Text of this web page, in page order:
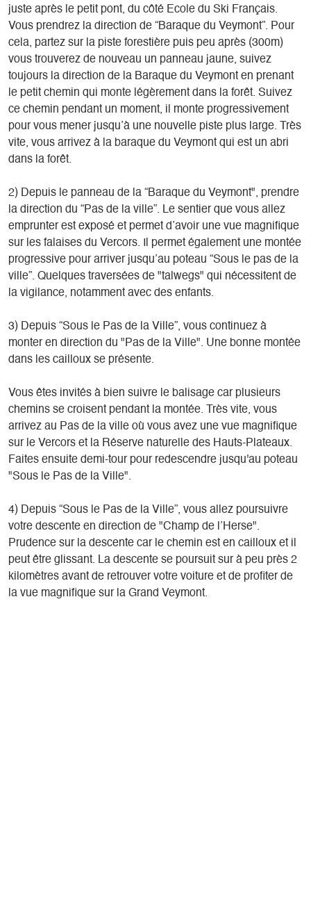
juste après le petit pont, du côté Ecole du Ski Français.
Vous prendrez la direction de “Baraque du Veymont”. Pour
cela, partez sur la piste forestière puis peu après (300m)
vous trouverez de nouveau un panneau jaune, suivez
toujours la direction de la Baraque du Veymont en prenant
le petit chemin qui monte légèrement dans la forêt. Suivez
ce chemin pendant un moment, il monte progressivement
pour vous mener jusqu’à une nouvelle piste plus large. Très
vite, vous arrivez à la baraque du Veymont qui est un abri
dans la forêt.
2) Depuis le panneau de la “Baraque du Veymont", prendre
la direction du “Pas de la ville”. Le sentier que vous allez
emprunter est exposé et permet d’avoir une vue magnifique
sur les falaises du Vercors. Il permet également une montée
progressive pour arriver jusqu’au poteau “Sous le pas de la
ville”. Quelques traversées de "talwegs" qui nécessitent de
la vigilance, notamment avec des enfants.
3) Depuis “Sous le Pas de la Ville”, vous continuez à
monter en direction du "Pas de la Ville". Une bonne montée
dans les cailloux se présente.
Vous êtes invités à bien suivre le balisage car plusieurs
chemins se croisent pendant la montée. Très vite, vous
arrivez au Pas de la ville où vous avez une vue magnifique
sur le Vercors et la Réserve naturelle des Hauts-Plateaux.
Faites ensuite demi-tour pour redescendre jusqu'au poteau
"Sous le Pas de la Ville".
4) Depuis “Sous le Pas de la Ville”, vous allez poursuivre
votre descente en direction de "Champ de l’Herse".
Prudence sur la descente car le chemin est en cailloux et il
peut être glissant. La descente se poursuit sur à peu près 2
kilomètres avant de retrouver votre voiture et de profiter de
la vue magnifique sur la Grand Veymont.